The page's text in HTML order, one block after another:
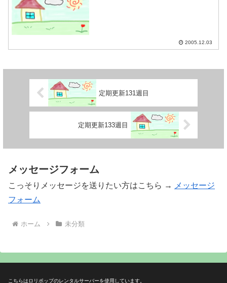
2005.12.03
定期更新131週目
定期更新133週目
メッセージフォーム
こっそりメッセージを送りたい方はこちら →
メッセージ
フォーム
ホーム 未分類
こちらはロリポップのレンタルサーバーを使用しています。